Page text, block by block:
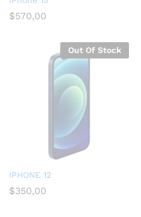
$570,00
Out Of Stock
IPHONE 12
$350,00